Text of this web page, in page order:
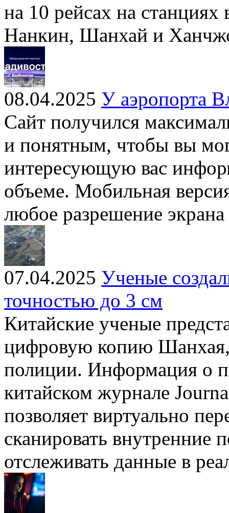
на 10 рейсах на
Нанкин, Шанхай и
08.04.2025 У аэропорта
Сайт получился
и понятным, чтобы вы
интересующую вас
объеме. Мобильная
любое разрешение
07.04.2025 Ученые
точностью до 3 см
Китайские ученые
цифровую копию
полиции. Информация о
китайском журнале
позволяет виртуально
сканировать внутренние
отслеживать данные в